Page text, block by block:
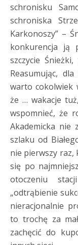
schronisku
schroniska
Karkonoszy” –
konkurencja ją
szczycie
Reasumując,
warto cokolwiek
że … wakacje
wspomnieć, że
Akademicka nie
szlaku od
nie pierwszy raz,
się po
otoczeniu
„odtrąbienie
nieracjonalnie
to trochę za
zachęcić do